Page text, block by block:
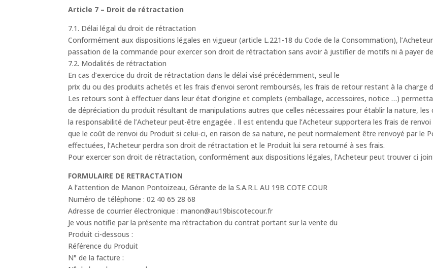
Article 7 – Droit de rétractation
7.1. Délai légal du droit de rétractation
Conformément aux dispositions légales en vigueur (article L.221-18 du Code de la Consommation),
passation de la commande pour exercer son droit de rétractation sans avoir à justifier de motifs ni à payer
7.2. Modalités de rétractation
En cas d’exercice du droit de rétractation dans le délai visé précédemment, seul le
prix du ou des produits achetés et les frais d’envoi seront remboursés, les frais de retour restant à la charge
Les retours sont à effectuer dans leur état d’origine et complets (emballage, accessoires, notice …)
de dépréciation du produit résultant de manipulations autres que celles nécessaires pour établir la nature,
la responsabilité de l’Acheteur peut-être engagée . Il est entendu que l’Acheteur supportera les frais de
que le coût de renvoi du Produit si celui-ci, en raison de sa nature, ne peut normalement être renvoyé par le
effectuées, l’Acheteur perdra son droit de rétractation et le Produit lui sera retourné à ses frais.
Pour exercer son droit de rétractation, conformément aux dispositions légales, l’Acheteur peut trouver ci
FORMULAIRE DE RETRACTATION
A l’attention de Manon Pontoizeau, Gérante de la S.A.R.L AU 19B COTE COUR
Numéro de téléphone : 02 40 65 28 68
Adresse de courrier électronique : manon@au19biscotecour.fr
Je vous notifie par la présente ma rétractation du contrat portant sur la vente du
Produit ci-dessous :
Référence du Produit
N° de la facture :